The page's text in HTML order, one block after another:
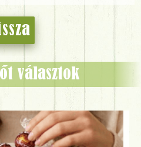
választok